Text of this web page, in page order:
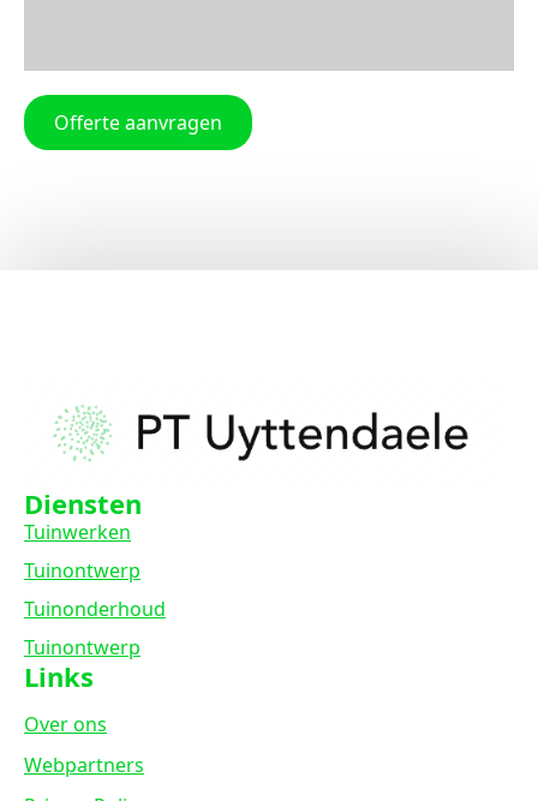
Offerte aanvragen
Diensten
Tuinwerken
Tuinontwerp
Tuinonderhoud
Tuinontwerp
Links
Over ons
Webpartners